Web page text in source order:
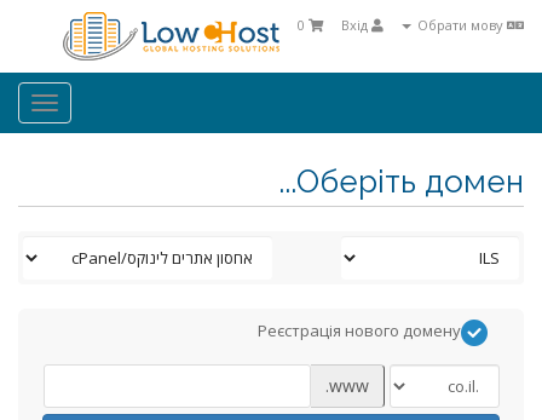
0
Оберіть домен...
Реєстрація нового домену
www.